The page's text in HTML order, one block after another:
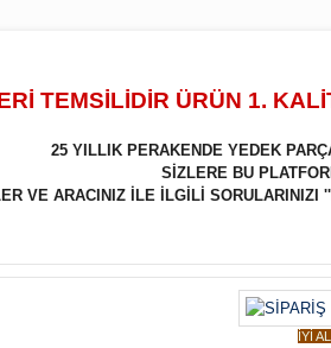
TEMSİLİDİR ÜRÜN 1.
25 YILLIK PERAKENDE YEDEK
SİZLERE BU
VE ARACINIZ İLE İLGİLİ SORULARINIZI
İYİ